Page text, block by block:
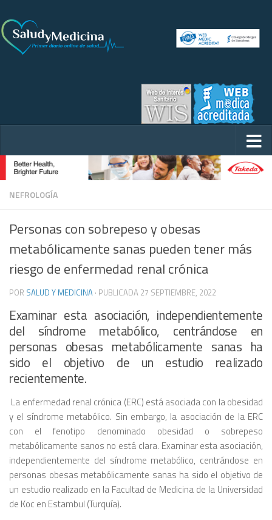
NEFROLOGÍA
Personas con sobrepeso y obesas
metabólicamente sanas pueden tener más
riesgo de enfermedad renal crónica
POR SALUD Y MEDICINA · PUBLICADA 27 SEPTIEMBRE, 2022
Examinar esta asociación, independientemente
del síndrome metabólico, centrándose en
personas obesas metabólicamente sanas ha
sido el objetivo de un estudio realizado
recientemente.
La enfermedad renal crónica (ERC) está asociada con la obesidad
y el síndrome metabólico. Sin embargo, la asociación de la ERC
con el fenotipo denominado obesidad o sobrepeso
metabólicamente sanos no está clara. Examinar esta asociación,
independientemente del síndrome metabólico, centrándose en
personas obesas metabólicamente sanas ha sido el objetivo de
un estudio realizado en la Facultad de Medicina de la Universidad
de Koc en Estambul (Turquía).